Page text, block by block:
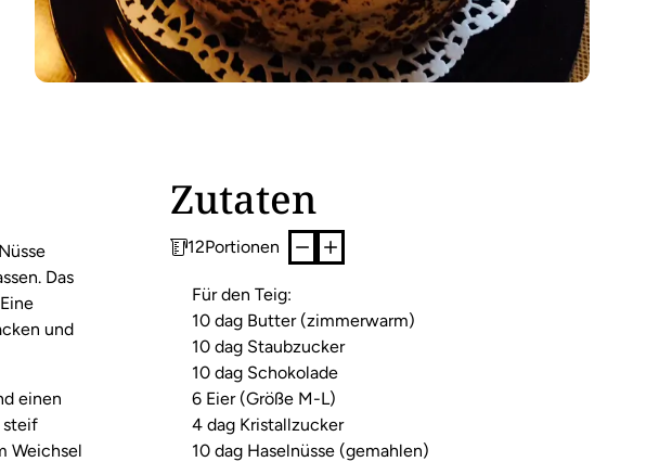
Das
und
einen
steif
Weichsel
Zutaten
12Portionen
Für den Teig:
10 dag Butter (zimmerwarm)
10 dag Staubzucker
10 dag Schokolade
6 Eier (Größe M-L)
4 dag Kristallzucker
10 dag Haselnüsse (gemahlen)